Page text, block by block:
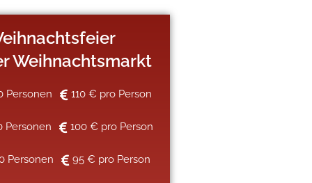
Weihnachtsmarkt
Personen 110 € pro Person
Personen 100 € pro Person
Personen 95 € pro Person